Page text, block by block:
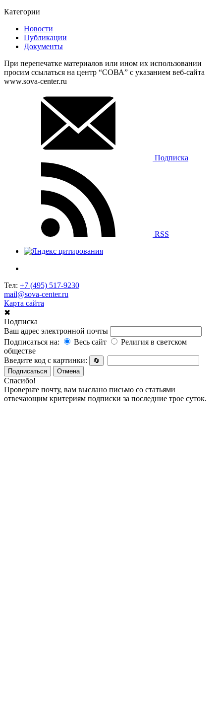
Категории
Новости
Публикации
Документы
При перепечатке материалов или ином их использовании
просим ссылаться на центр “СОВА” с указанием веб-сайта
www.sova-center.ru
Подписка
RSS
Тел: +7 (495) 517-9230
mail@sova-center.ru
Карта сайта
✖
Подписка
Ваш адрес электронной почты
Подписаться на:
Весь сайт
Религия в светском
обществе
Введите код с картинки:
🔄
Подписаться
Отмена
Спасибо!
Проверьте почту, вам выслано письмо со статьями
отвечающим критериям подписки за последние трое суток.